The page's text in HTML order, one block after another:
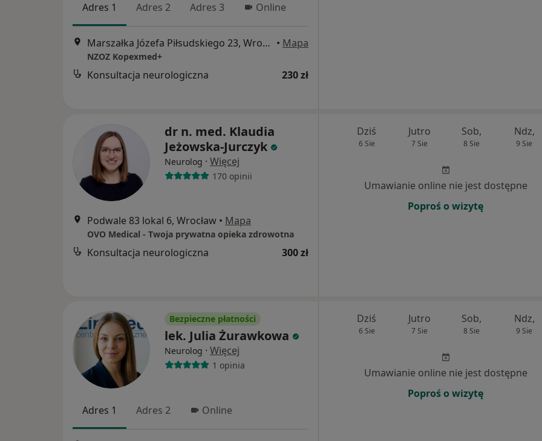
Adres 1 Adres 2 Adres 3 Online
Marszałka Józefa Piłsudskiego 23, Wrocław • Mapa
NZOZ Kopexmed+
Konsultacja neurologiczna 230 zł
dr n. med. Klaudia
Jeżowska-Jurczyk
Neurolog · Więcej
170 opinii
Podwale 83 lokal 6, Wrocław • Mapa
OVO Medical - Twoja prywatna opieka zdrowotna
Konsultacja neurologiczna 300 zł
Dziś
6 Sie
Jutro
7 Sie
Sob,
8 Sie
Ndz,
9 Sie
Umawianie online nie jest dostępne
Poproś o wizytę
Bezpieczne płatności
lek. Julia Żurawkowa
Neurolog · Więcej
1 opinia
Adres 1 Adres 2 Online
Dziś
6 Sie
Jutro
7 Sie
Sob,
8 Sie
Ndz,
9 Sie
Umawianie online nie jest dostępne
Poproś o wizytę